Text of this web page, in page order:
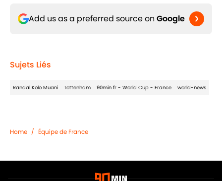
Add us as a preferred source on Google
Sujets Liés
Randal Kolo Muani Tottenham 90min fr - World Cup - France world-news
Home / Équipe de France